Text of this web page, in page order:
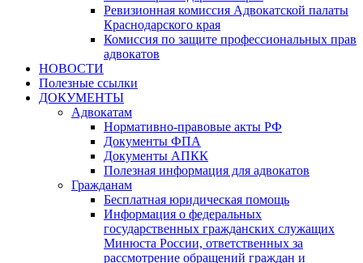
Ревизионная комиссия Адвокатской палаты
Краснодарского края
Комиссия по защите профессиональных прав
адвокатов
НОВОСТИ
Полезные ссылки
ДОКУМЕНТЫ
Адвокатам
Нормативно-правовые акты РФ
Документы ФПА
Документы АПКК
Полезная информация для адвокатов
Гражданам
Бесплатная юридическая помощь
Информация о федеральных
государственных гражданских служащих
Минюста России, ответственных за
рассмотрение обращений граждан и